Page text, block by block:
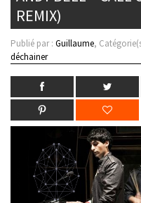
REMIX)
Publié par : Guillaume,
déchainer